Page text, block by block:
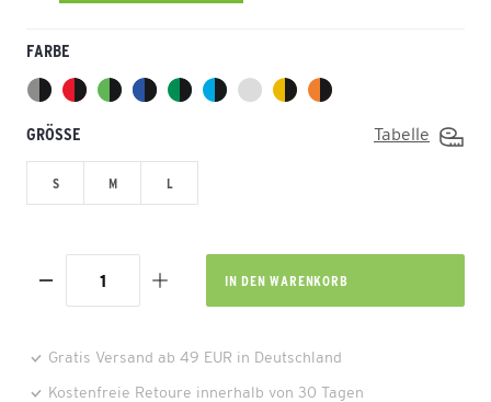
FARBE
GRÖSSE Tabelle
S M L
IN DEN WARENKORB
Gratis Versand ab 49 EUR in Deutschland
Kostenfreie Retoure innerhalb von 30 Tagen